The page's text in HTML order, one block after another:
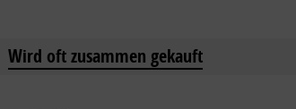
Wird oft zusammen gekauft